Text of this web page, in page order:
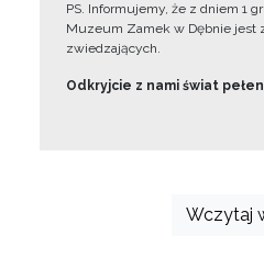
PS. Informujemy, że z dniem 1
Muzeum Zamek w Dębnie jest
zwiedzających.
Odkryjcie z nami świat
Wczytaj